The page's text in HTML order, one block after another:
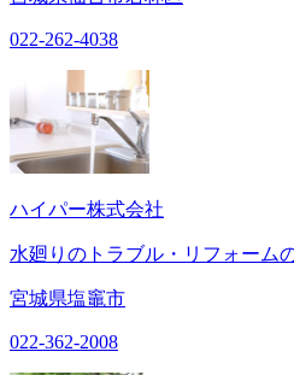
022-262-4038
ハイパー株式会社
水廻りのトラブル・リフォーム
宮城県塩竈市
022-362-2008